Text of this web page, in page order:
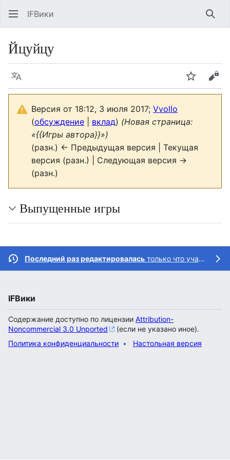
IFВики
Йцуйцу
Язык Следить
Версия от 18:12, 3 июля 2017; Vvollo
(обсуждение вклад) (Новая страница:
«{{Игры автора}}»)
(разн.) ← Предыдущая версия | Текущая
версия (разн.) | Следующая версия →
(разн.)
Выпущенные игры
Последний раз редактировалась только что участником
IFВики
Содержание доступно по лицензии Attribution-
Noncommercial 3.0 Unported
(если не указано иное).
Политика конфиденциальности
Настольная версия